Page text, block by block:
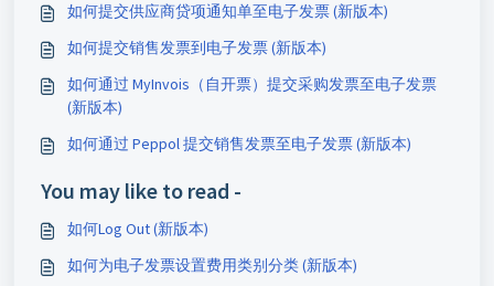
如何提交供应商贷项通知单至电子发票 (新版本)
如何提交销售发票到电子发票 (新版本)
如何通过 MyInvois（自开票）提交采购发票至电子发票
(新版本)
如何通过 Peppol 提交销售发票至电子发票 (新版本)
You may like to read -
如何Log Out (新版本)
如何为电子发票设置费用类别分类 (新版本)